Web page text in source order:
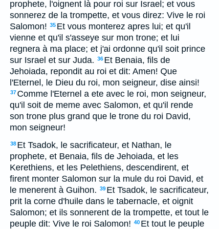
prophete, l'oignent là pour roi sur Israel; et vous
sonnerez de la trompette, et vous direz: Vive le roi
Salomon! 35 Et vous monterez apres lui; et qu'il
vienne et qu'il s'asseye sur mon trone; et lui
regnera à ma place; et j'ai ordonne qu'il soit prince
sur Israel et sur Juda. 36 Et Benaia, fils de
Jehoiada, repondit au roi et dit: Amen! Que
l'Eternel, le Dieu du roi, mon seigneur, dise ainsi!
37 Comme l'Eternel a ete avec le roi, mon seigneur,
qu'il soit de meme avec Salomon, et qu'il rende
son trone plus grand que le trone du roi David,
mon seigneur!
38 Et Tsadok, le sacrificateur, et Nathan, le
prophete, et Benaia, fils de Jehoiada, et les
Kerethiens, et les Pelethiens, descendirent, et
firent monter Salomon sur la mule du roi David, et
le menerent à Guihon. 39 Et Tsadok, le sacrificateur,
prit la corne d'huile dans le tabernacle, et oignit
Salomon; et ils sonnerent de la trompette, et tout le
peuple dit: Vive le roi Salomon! 40 Et tout le peuple